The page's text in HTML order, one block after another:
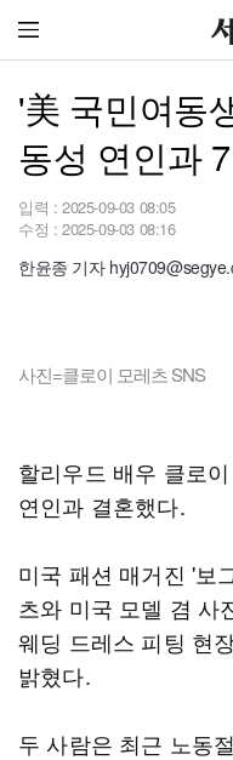
'美 국민여동
동성 연인과
입력 : 2025-09-03 08:05
수정 : 2025-09-03 08:16
한윤종 기자
사진=클로이 모레츠 SNS
할리우드 배우 클로
연인과 결혼했다.
미국 패션 매거진 '보
츠와 미국 모델 겸 사
웨딩 드레스 피팅 현
밝혔다.
두 사람은 최근 노동